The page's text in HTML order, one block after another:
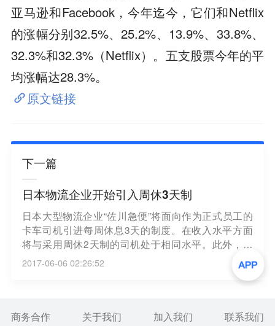
亚马逊和Facebook，今年迄今，它们和Netflix
的涨幅分别32.5%、25.2%、13.9%、33.8%、
32.3%和32.3%（Netflix）。五支股票今年的平
均涨幅达28.3%。
原文链接
下一篇
日本物流企业开始引入周休3天制
日本大型物流企业“佐川急便”将面向作为正式员工的
卡车司机引进每周休息3天的制度。在收入水平方面
将与采用周休2天制的司机处于相同水平。此外，司
机在休息日还被允许从事其他兼职工作。佐川急便将
修改人事制度，为正式员工提供多样化的工作方式，
以确保司机人数、缓解严重的人手不足问题。此前，
行业已引进周休3天制。包含物流行业在内，今后饱
2017-06-06 02:26:52
商务合作 关于我们 加入我们 联系我们